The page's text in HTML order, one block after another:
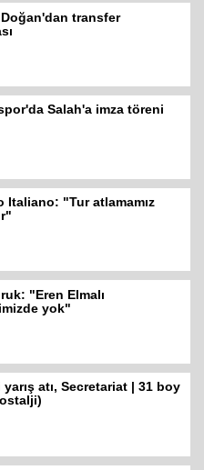
transfer
Salah'a imza töreni
Italiano: "Tur atlamamız
"Eren Elmalı
yok"
atı, Secretariat | 31 boy